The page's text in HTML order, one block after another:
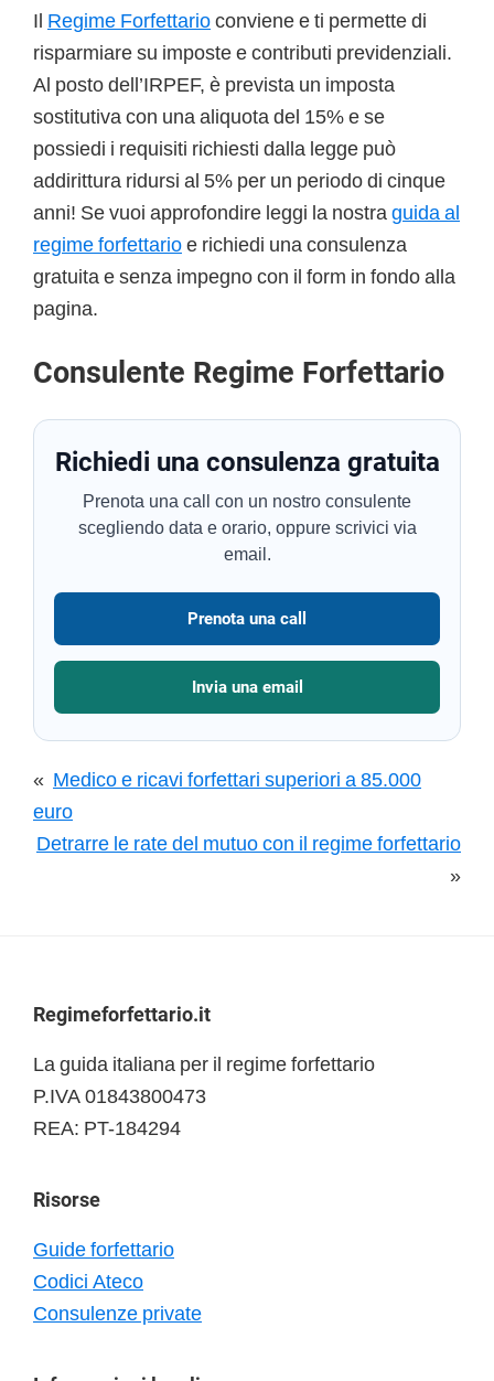
Il Regime Forfettarioconviene e ti permette di
risparmiare su imposte e contributi previdenziali.
Al posto dell’IRPEF, è prevista un imposta
sostitutiva con una aliquota del 15% e se
possiedi i requisiti richiesti dalla legge può
addirittura ridursi al 5% per un periodo di cinque
anni! Se vuoi approfondire leggi la nostra guida al
regime forfettarioe richiedi una consulenza
gratuita e senza impegno con il form in fondo alla
pagina.
Consulente Regime Forfettario
Richiedi una consulenza gratuita
Prenota una call con un nostro consulente
scegliendo data e orario, oppure scrivici via
email.
Prenota una call
Invia una email
« Medico e ricavi forfettari superiori a 85.000
euro
Detrarre le rate del mutuo con il regime forfettario
»
Footer
Regimeforfettario.it
La guida italiana per il regime forfettario
P.IVA 01843800473
REA: PT-184294
Risorse
Guide forfettario
Codici Ateco
Consulenze private